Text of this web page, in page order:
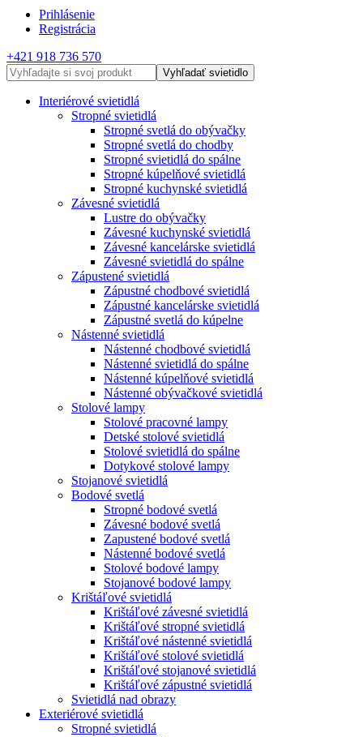
Prihlásenie
Registrácia
+421 918 736 570
Vyhľadať svietidlo
Interiérové svietidlá
Stropné svietidlá
Stropné svetlá do obývačky
Stropné svetlá do chodby
Stropné svietidlá do spálne
Stropné kúpelňové svietidlá
Stropné kuchynské svietidlá
Závesné svietidlá
Lustre do obývačky
Závesné kuchynské svietidlá
Závesné kancelárske svietidlá
Závesné svietidlá do spálne
Zápustené svietidlá
Zápustné chodbové svietidlá
Zápustné kancelárske svietidlá
Zápustné svetlá do kúpelne
Nástenné svietidlá
Nástenné chodbové svietidlá
Nástenné svietidlá do spálne
Nástenné kúpelňové svietidlá
Nástenné obývačkové svietidlá
Stolové lampy
Stolové pracovné lampy
Detské stolové svietidlá
Stolové svietidlá do spálne
Dotykové stolové lampy
Stojanové svietidlá
Bodové svetlá
Stropné bodové svetlá
Závesné bodové svetlá
Zapustené bodové svetlá
Nástenné bodové svetlá
Stolové bodové lampy
Stojanové bodové lampy
Krištáľové svietidlá
Krištáľové závesné svietidlá
Krištáľové stropné svietidlá
Krištáľové nástenné svietidlá
Krištáľové stolové svietidlá
Krištáľové stojanové svietidlá
Krištáľové zápustné svietidlá
Svietidlá nad obrazy
Exteriérové svietidlá
Stropné svietidlá